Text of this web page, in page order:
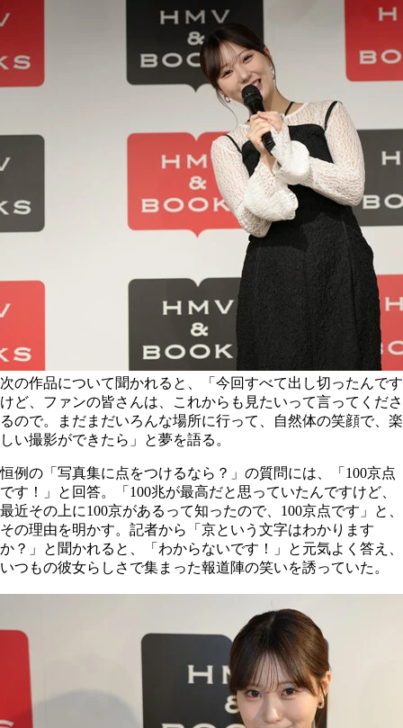
次の作品について聞かれると、「今回すべて出し切ったんです
けど、ファンの皆さんは、これからも見たいって言ってくださ
るので。まだまだいろんな場所に行って、自然体の笑顔で、楽
しい撮影ができたら」と夢を語る。
恒例の「写真集に点をつけるなら？」の質問には、「100京点
です！」と回答。「100兆が最高だと思っていたんですけど、
最近その上に100京があるって知ったので、100京点です」と、
その理由を明かす。記者から「京という文字はわかります
か？」と聞かれると、「わからないです！」と元気よく答え、
いつもの彼女らしさで集まった報道陣の笑いを誘っていた。